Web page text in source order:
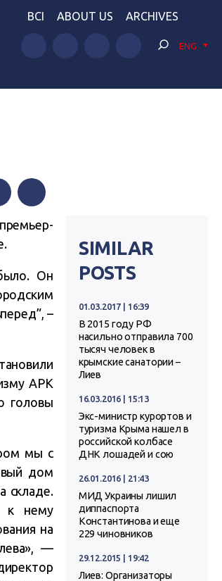
BCI ABOUT US ARCHIVES
ENG
Telegram
Он
–
АРК
головы
мы с
дом
складе.
к нему
на
—
SIMILAR
POSTS
01.03.2017 | 16:39
В 2015 году РФ
насильно отправила 700
тысяч человек в
крымские санатории –
Лиев
16.03.2016 | 15:13
Экс-министр курортов и
туризма Крыма нашел в
российской колбасе
ДНК лошадей и сою
26.01.2016 | 21:43
МИД Украины лишил
диппаспорта
Константинова и еще
229 чиновников
29.12.2015 | 19:42
Лиев: Организаторы